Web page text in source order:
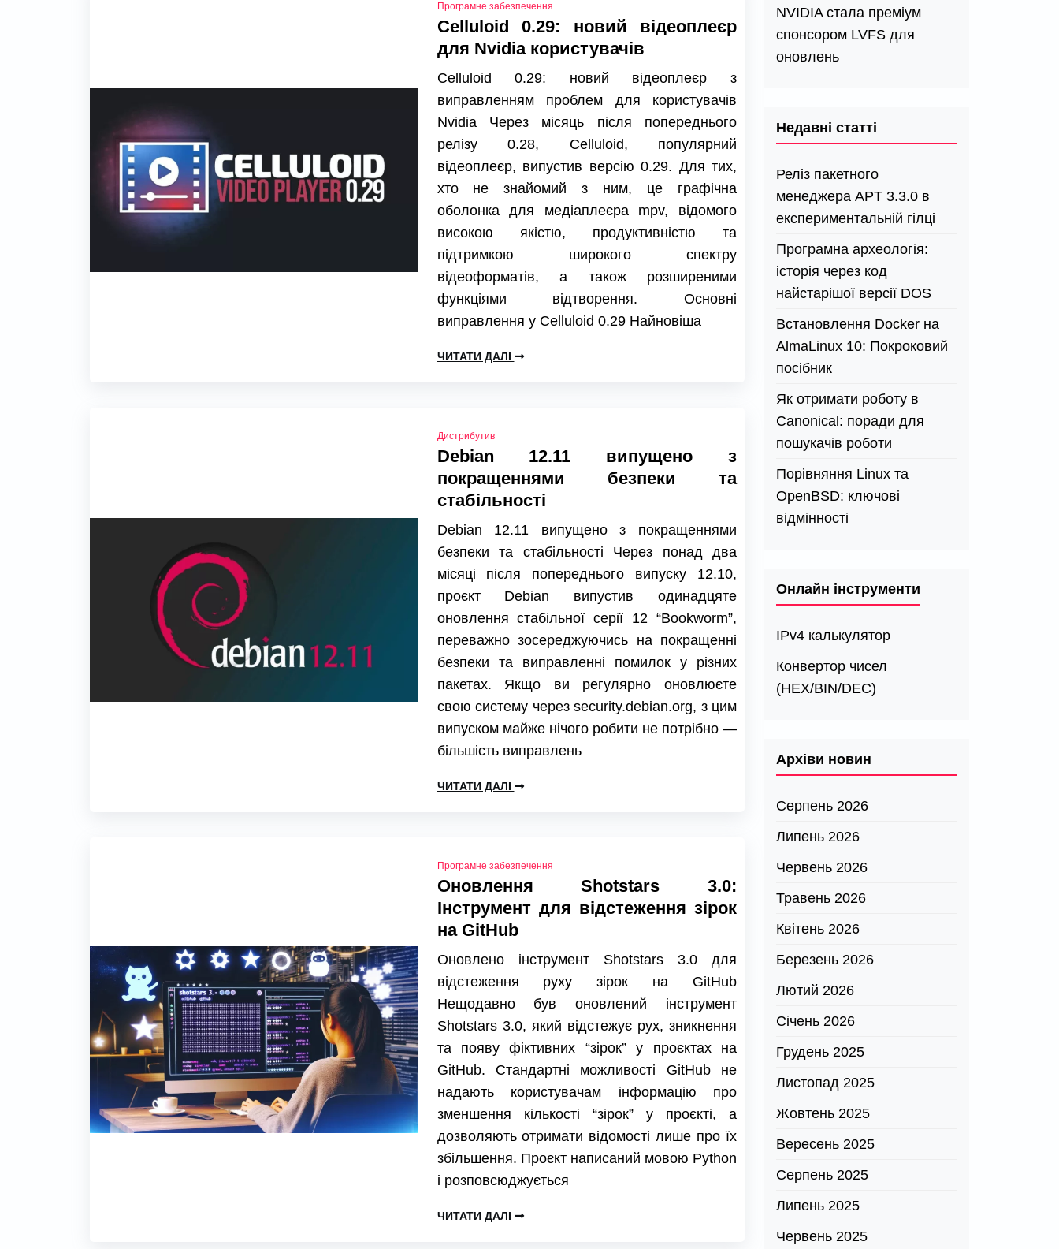
Програмне забезпечення
Celluloid 0.29: новий відеоплеєр
для Nvidia користувачів
Celluloid 0.29: новий відеоплеєр з
виправленням проблем для користувачів
Nvidia Через місяць після попереднього
релізу 0.28, Celluloid, популярний
відеоплеєр, випустив версію 0.29. Для тих,
хто не знайомий з ним, це графічна
оболонка для медіаплеєра mpv, відомого
високою якістю, продуктивністю та
підтримкою широкого спектру
відеоформатів, а також розширеними
функціями відтворення. Основні
виправлення у Celluloid 0.29 Найновіша
ЧИТАТИ ДАЛІ
Дистрибутив
Debian 12.11 випущено з
покращеннями безпеки та
стабільності
Debian 12.11 випущено з покращеннями
безпеки та стабільності Через понад два
місяці після попереднього випуску 12.10,
проєкт Debian випустив одинадцяте
оновлення стабільної серії 12 “Bookworm”,
переважно зосереджуючись на покращенні
безпеки та виправленні помилок у різних
пакетах. Якщо ви регулярно оновлюєте
свою систему через security.debian.org, з цим
випуском майже нічого робити не потрібно —
більшість виправлень
ЧИТАТИ ДАЛІ
Програмне забезпечення
Оновлення Shotstars 3.0:
Інструмент для відстеження зірок
на GitHub
Оновлено інструмент Shotstars 3.0 для
відстеження руху зірок на GitHub
Нещодавно був оновлений інструмент
Shotstars 3.0, який відстежує рух, зникнення
та появу фіктивних “зірок” у проєктах на
GitHub. Стандартні можливості GitHub не
надають користувачам інформацію про
зменшення кількості “зірок” у проєкті, а
дозволяють отримати відомості лише про їх
збільшення. Проєкт написаний мовою Python
і розповсюджується
ЧИТАТИ ДАЛІ
NVIDIA стала преміум
спонсором LVFS для
оновлень
Недавні статті
Реліз пакетного
менеджера APT 3.3.0 в
експериментальній гілці
Програмна археологія:
історія через код
найстарішої версії DOS
Встановлення Docker на
AlmaLinux 10: Покроковий
посібник
Як отримати роботу в
Canonical: поради для
пошукачів роботи
Порівняння Linux та
OpenBSD: ключові
відмінності
Онлайн інструменти
IPv4 калькулятор
Конвертор чисел
(HEX/BIN/DEC)
Архіви новин
Серпень 2026
Липень 2026
Червень 2026
Травень 2026
Квітень 2026
Березень 2026
Лютий 2026
Січень 2026
Грудень 2025
Листопад 2025
Жовтень 2025
Вересень 2025
Серпень 2025
Липень 2025
Червень 2025